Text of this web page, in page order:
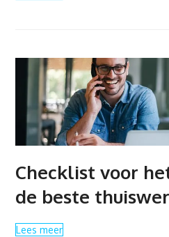
Checklist voor
de beste
Lees meer